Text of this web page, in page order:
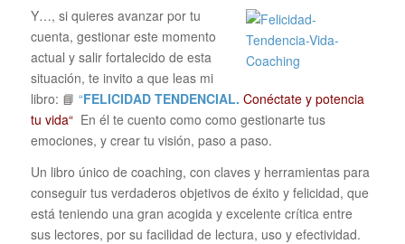
Y…, si quieres avanzar por tu
cuenta, gestionar este momento
actual y salir fortalecido de esta
situación, te invito a que leas mi
libro: 📘 “FELICIDAD TENDENCIAL. Conéctate y potencia
tu vida“ En él te cuento como como gestionarte tus
emociones, y crear tu visión, paso a paso.
Un libro único de coaching, con claves y herramientas para
conseguir tus verdaderos objetivos de éxito y felicidad, que
está teniendo una gran acogida y excelente crítica entre
sus lectores, por su facilidad de lectura, uso y efectividad.